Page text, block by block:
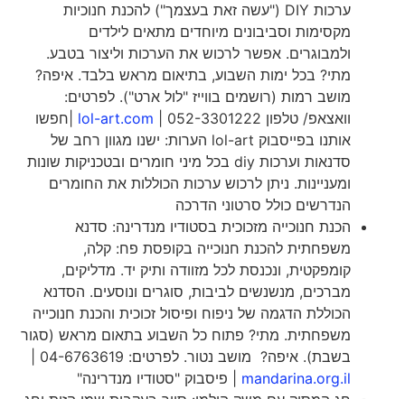
ערכות DIY ("עשה זאת בעצמך") להכנת חנוכיות
מקסימות וסביבונים מיוחדים מתאים לילדים
ולמבוגרים. אפשר לרכוש את הערכות וליצור בטבע.
מתי? בכל ימות השבוע, בתיאום מראש בלבד. איפה?
מושב רמות (רושמים בווייז "לול ארט"). לפרטים:
וואצאפ/ טלפון 052-3301222 |
lol-art.com|חפשו
אותנו בפייסבוק lol-art הערות: ישנו מגוון רחב של
סדנאות וערכות diy בכל מיני חומרים ובטכניקות שונות
ומעניינות. ניתן לרכוש ערכות הכוללות את החומרים
הנדרשים כולל סרטוני הדרכה
הכנת חנוכייה מזכוכית בסטודיו מנדרינה: סדנא
משפחתית להכנת חנוכייה בקופסת פח: קלה,
קומפקטית, ונכנסת לכל מזוודה ותיק יד. מדליקים,
מברכים, מנשנשים לביבות, סוגרים ונוסעים. הסדנא
הכוללת הדגמה של ניפוח ופיסול זכוכית והכנת חנוכייה
משפחתית. מתי? פתוח כל השבוע בתאום מראש (סגור
בשבת). איפה? מושב נטור. לפרטים: 04-6763619 |
mandarina.org.il| פיסבוק "סטודיו מנדרינה"